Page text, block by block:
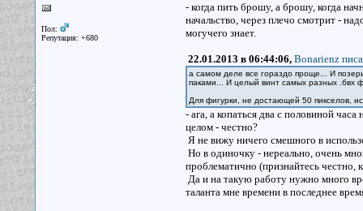
Пол:
Репутация: +680
- когда пить брошу, а брошу, когда
начальство, через плечо смотрит -
могучего знает.
22.01.2013 в 06:44:06, Bonarienz
а самом деле все гораздо проще... И
паками... И целый винт самых разных .бвх
Для фигурки, не достающей 50 пикселов,
- ага, а копаться два с половиной
целом - честно?
Я не вижу ничего смешного в
Но в одиночку - нереально, очень
проблематично (признайтесь честно,
Да и на такую работу нужно много
таланта мне времени в последнее